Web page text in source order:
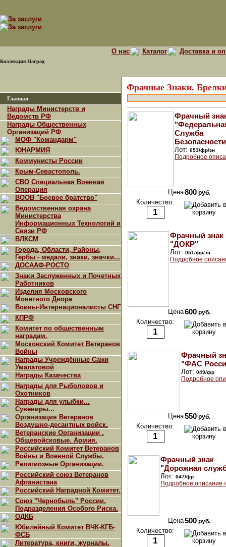
Коллекция Наград
О нас Каталог Доставка и
Главная
Награды Министерств и
Ведомств РФ
Награды Общественных
Организаций РФ
МОФ "Командарм"
ЮНАРМИЯ
Коммунисты России
Крым-Севастополь.
СВО Специальная Военная
Операция
ВООВ "Боевое братство"
Ведомственная охрана
Министерства
Информационных Технологий и
Связи РФ
ВЛКСМ
Города, Области, Районы,
Гербы - медали, знаки, значки...
ДОСААФ-РОСТО
Знаки Заслуженных и Почетных
Работников
Изделия Московского
Монетного Двора
Воины-Интернационалисты СНГ
КПРФ
Комитет по общественным
наградам.
Московский Комитет Ветеранов
Войны
Награды Учреждённые Сажи
Умалатовой
Награды Казачества
Награды для Рыболовов и
Охотников
Награды для улыбки...
Сувениры...
Организация Ветеранов
Воздушно-десантных войск.
Ветеранские Организации .
Общевойсковые. Армия.
Российский Комитет Ветеранов
Войны и Военной Службы.
Религиозные Организации.
Российский союз Ветеранов
Афганистана
Российский Наградной Комитет.
Союз "Чернобыль" России.
Подразделения Особого Риска.
ОДКБ
Юбилейный Комитет ВЧК-КГБ-
ФСБ
Литература, книги, журналы.
Фрачные Знаки.
Фрачный
Служба
Лот: 053/фр/зн
Подробное
Цена800 руб.
Количество:
Фрачный знак
"ДОКР"
Лот: 051/фр/зн
Подробное
Цена600 руб.
Количество:
Фрачный
"ФАС
Лот: 049/фр
Подробное
Цена550 руб.
Количество:
Фрачный знак
"Дорожная
Лот: 047/фр
Подробное описание
Цена500 руб.
Количество: